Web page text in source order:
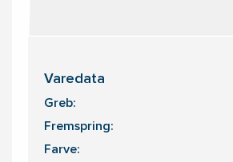
Varedata
Greb:
Fremspring:
Farve: